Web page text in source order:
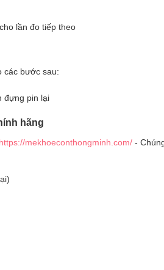
lần đo tiếp theo
các bước sau:
đựng pin lại
hãng
https://mekhoeconthongminh.com/ -